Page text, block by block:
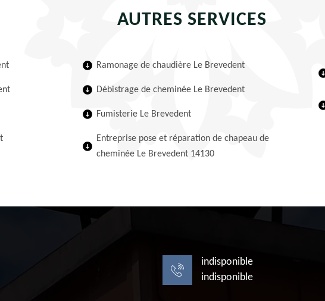
AUTRES SERVICES
Ramonage de chaudière Le Brevedent
Débistrage de cheminée Le Brevedent
Fumisterie Le Brevedent
Entreprise pose et réparation de chapeau de
cheminée Le Brevedent 14130
indisponible
indisponible